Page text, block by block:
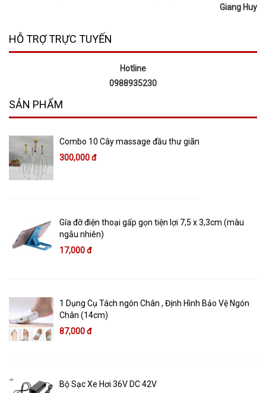
Giang Huy
HỖ TRỢ TRỰC TUYẾN
Hotline
0988935230
SẢN PHẨM
Combo 10 Cây massage đầu thư giãn
300,000 đ
Gía đỡ điện thoại gấp gọn tiện lợi 7,5 x 3,3cm (màu
ngẫu nhiên)
17,000 đ
1 Dụng Cụ Tách ngón Chân , Định Hình Bảo Vệ Ngón
Chân (14cm)
87,000 đ
Bộ Sạc Xe Hơi 36V DC 42V